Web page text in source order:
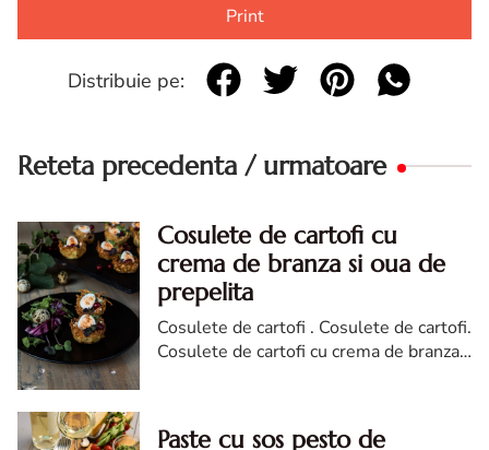
Print
Distribuie pe:
Reteta precedenta / urmatoare
Cosulete de cartofi cu
crema de branza si oua de
prepelita
Cosulete de cartofi . Cosulete de cartofi.
Cosulete de cartofi cu crema de branza.
Paste cu sos pesto de